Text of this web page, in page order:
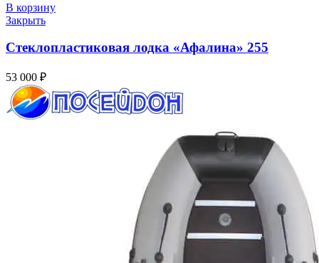
В корзину
Закрыть
Стеклопластиковая лодка «Афалина» 255
53 000 ₽